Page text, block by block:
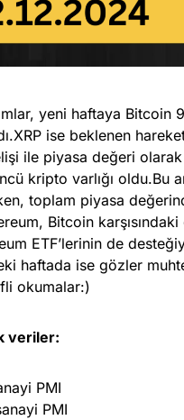
yeni haftaya Bitcoin
ise beklenen
ile piyasa değeri
kripto varlığı oldu.Bu
toplam piyasa
Bitcoin
ETF’lerinin de
haftada ise gözler
okumalar:)
veriler:
PMI
PMI